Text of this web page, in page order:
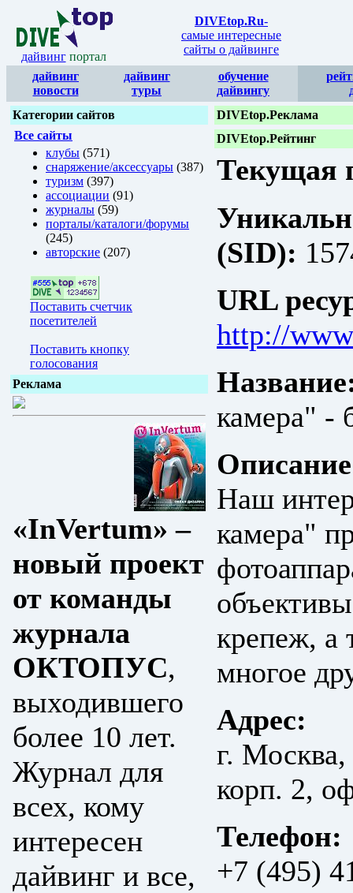
дайвинг портал
DIVEtop.Ru-
самые интересные
сайты о дайвинге
дайвинг
новости
дайвинг
туры
обучение
дайвингу
Категории сайтов
Все сайты
клубы (571)
снаряжение/аксессуары (387)
туризм (397)
ассоциации (91)
журналы (59)
порталы/каталоги/форумы
(245)
авторские (207)
Поставить счетчик
посетителей
Поставить кнопку
голосования
Реклама
«InVertum» –
новый проект
от команды
журнала
ОКТОПУС,
выходившего
более 10 лет.
Журнал для
всех, кому
интересен
дайвинг и все,
DIVEtop.Реклама
DIVEtop.Рейтинг
Текущая
(SID):
URL
http://
камера" -
Наш
камера"
крепеж, а
многое
Адрес:
г. Москва,
корп. 2,
Телефон:
+7 (495)